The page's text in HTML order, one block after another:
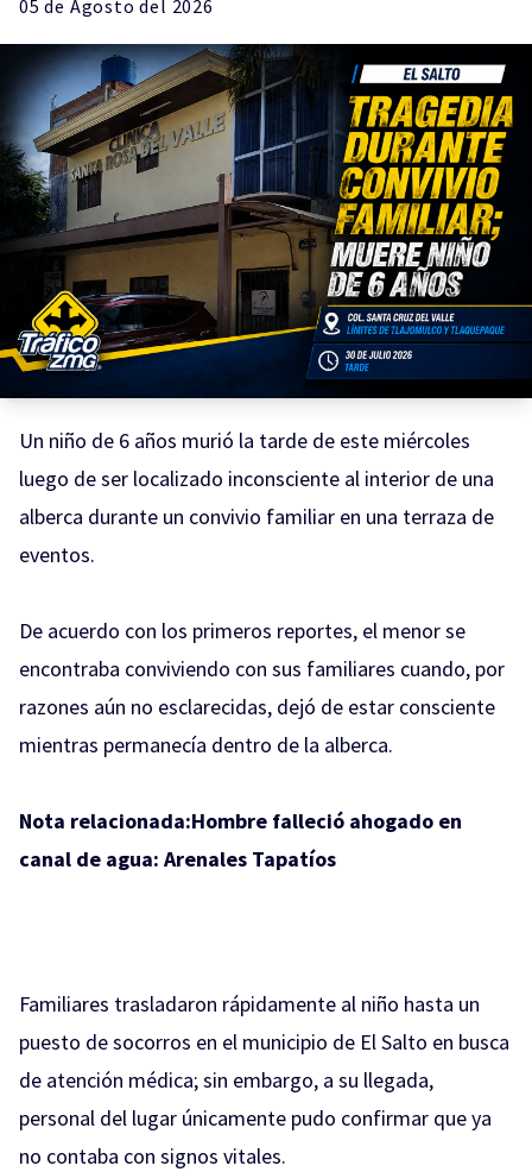
05 de Agosto del 2026
Un niño de 6 años murió la tarde de este miércoles
luego de ser localizado inconsciente al interior de una
alberca durante un convivio familiar en una terraza de
eventos.
De acuerdo con los primeros reportes, el menor se
encontraba conviviendo con sus familiares cuando, por
razones aún no esclarecidas, dejó de estar consciente
mientras permanecía dentro de la alberca.
Nota relacionada:Hombre falleció ahogado en
canal de agua: Arenales Tapatíos
Familiares trasladaron rápidamente al niño hasta un
puesto de socorros en el municipio de El Salto en busca
de atención médica; sin embargo, a su llegada,
personal del lugar únicamente pudo confirmar que ya
no contaba con signos vitales.